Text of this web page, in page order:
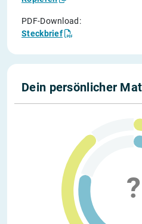
PDF-Download:
Steckbrief
Dein persönlicher